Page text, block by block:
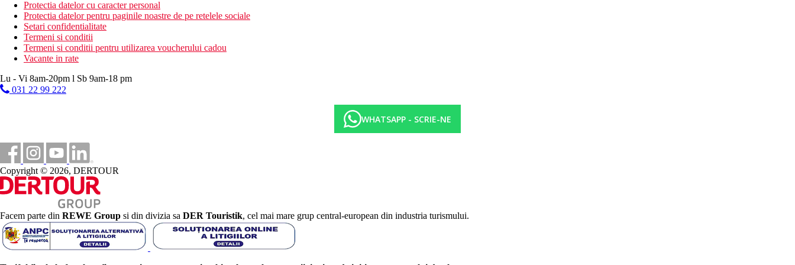
45 km
Distanta de cel mai apropiat aeroport
Plaja
Sezlonguri si umbrele gratuite pe plaja
Hotel langa plaja
Vacanta la plaja
Sezlonguri si umbrele gratuite la piscina
Galerie foto
Protectia datelor cu caracter personal
Protectia datelor pentru paginile noastre de pe retelele sociale
Setari confidentialitate
Termeni si conditii
Termeni si conditii pentru utilizarea voucherului cadou
Vacante in rate
Lu - Vi 8am-20pm l Sb 9am-18 pm
031 22 99 222
WHATSAPP - SCRIE-NE
Copyright © 2026, DERTOUR
Facem parte din REWE Group si din divizia sa DER Touristik, cel mai mare grup central-european din industria turismului.